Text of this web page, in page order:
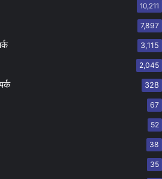
10,211
7,897
3,115
2,045
328
67
52
38
35